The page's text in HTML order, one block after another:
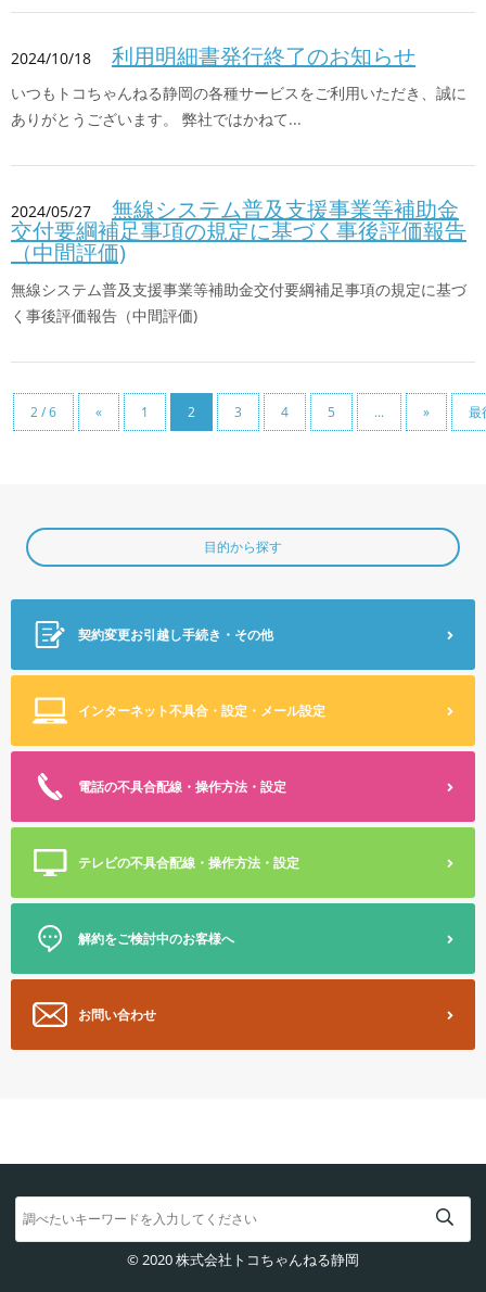
2024/10/18 利用明細書発行終了のお知らせ
いつもトコちゃんねる静岡の各種サービスをご利用いただき、誠に
ありがとうございます。 弊社ではかねて...
2024/05/27 無線システム普及支援事業等補助金
交付要綱補足事項の規定に基づく事後評価報告
（中間評価)
無線システム普及支援事業等補助金交付要綱補足事項の規定に基づ
く事後評価報告（中間評価)
2 / 6 « 1 2 3 4 5 ... » 最
目的から探す
契約変更お引越し手続き・その他
インターネット不具合・設定・メール設定
電話の不具合配線・操作方法・設定
テレビの不具合配線・操作方法・設定
解約をご検討中のお客様へ
お問い合わせ
© 2020 株式会社トコちゃんねる静岡